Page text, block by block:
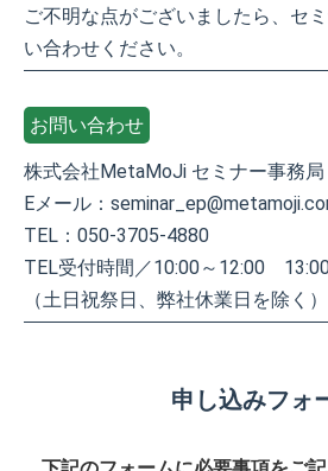
ご不明な点がございましたら、セ
い合わせください。
お問い合わせ
株式会社MetaMoJi セミナー事務局
Eメール：
TEL：050-3705-4880
TEL受付時間／10:00～12:00
（土日祝祭日、弊社休業日を除く）
申し込みフォ